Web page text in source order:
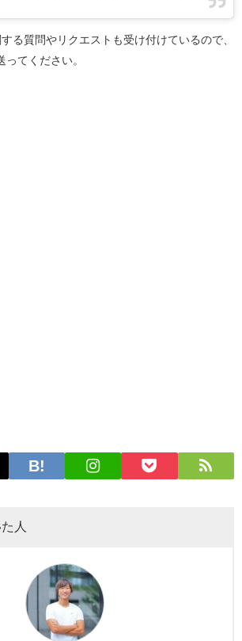
る質問やリクエストも受け付けているので、
てください。
人